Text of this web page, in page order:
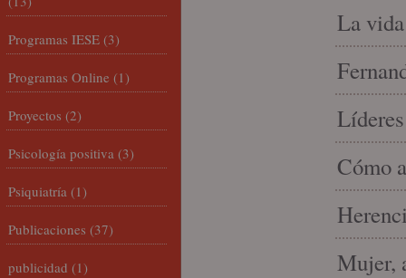
La
Cómo
Mujer,
Programas IESE (3)
Programas Online (1)
Proyectos (2)
Psicología positiva (3)
Psiquiatría (1)
Publicaciones (37)
publicidad (1)